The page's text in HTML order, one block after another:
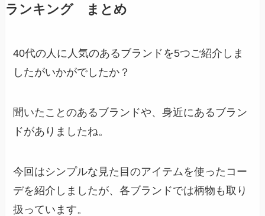
ランキング まとめ
40代の人に人気のあるブランドを5つご紹介しま
したがいかがでしたか？
聞いたことのあるブランドや、身近にあるブラン
ドがありましたね。
今回はシンプルな見た目のアイテムを使ったコー
デを紹介しましたが、各ブランドでは柄物も取り
扱っています。